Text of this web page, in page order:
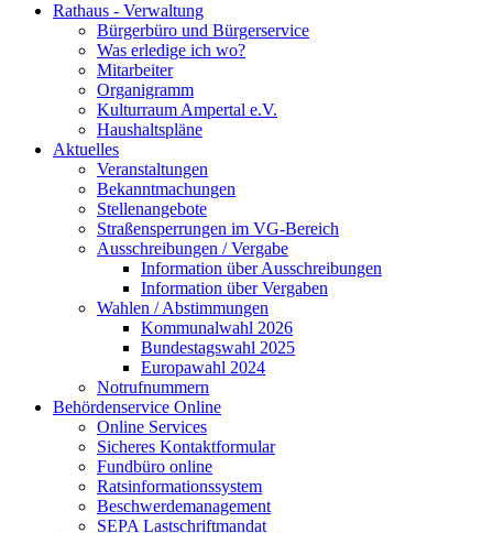
Rathaus - Verwaltung
Bürgerbüro und Bürgerservice
Was erledige ich wo?
Mitarbeiter
Organigramm
Kulturraum Ampertal e.V.
Haushaltspläne
Aktuelles
Veranstaltungen
Bekanntmachungen
Stellenangebote
Straßensperrungen im VG-Bereich
Ausschreibungen / Vergabe
Information über Ausschreibungen
Information über Vergaben
Wahlen / Abstimmungen
Kommunalwahl 2026
Bundestagswahl 2025
Europawahl 2024
Notrufnummern
Behördenservice Online
Online Services
Sicheres Kontaktformular
Fundbüro online
Ratsinformationssystem
Beschwerdemanagement
SEPA Lastschriftmandat